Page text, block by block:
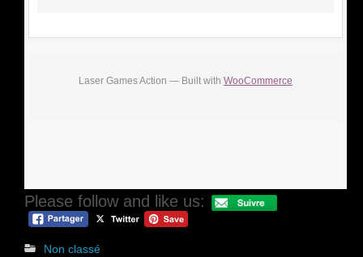
Laser Games Action — Built with WooCommerce
Please follow and like us:
Non classé